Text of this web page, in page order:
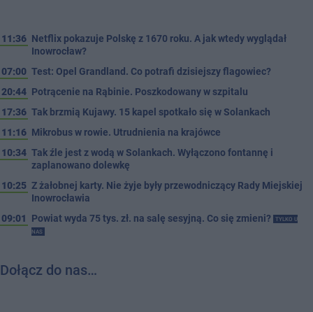
11:36 Netflix pokazuje Polskę z 1670 roku. A jak wtedy wyglądał
Inowrocław?
07:00 Test: Opel Grandland. Co potrafi dzisiejszy flagowiec?
20:44 Potrącenie na Rąbinie. Poszkodowany w szpitalu
17:36 Tak brzmią Kujawy. 15 kapel spotkało się w Solankach
11:16 Mikrobus w rowie. Utrudnienia na krajówce
10:34 Tak źle jest z wodą w Solankach. Wyłączono fontannę i
zaplanowano dolewkę
10:25 Z żałobnej karty. Nie żyje były przewodniczący Rady Miejskiej
Inowrocławia
09:01
Powiat wyda 75 tys. zł. na salę sesyjną. Co się zmieni?
TYLKO U
NAS
Dołącz do nas…